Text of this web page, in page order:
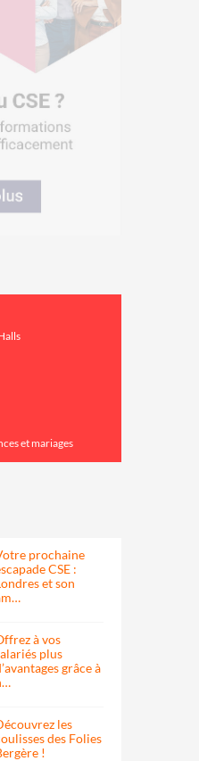
et mariages
prochaine
CSE :
et son
à vos
plus
grâce à
les
des Folies
!